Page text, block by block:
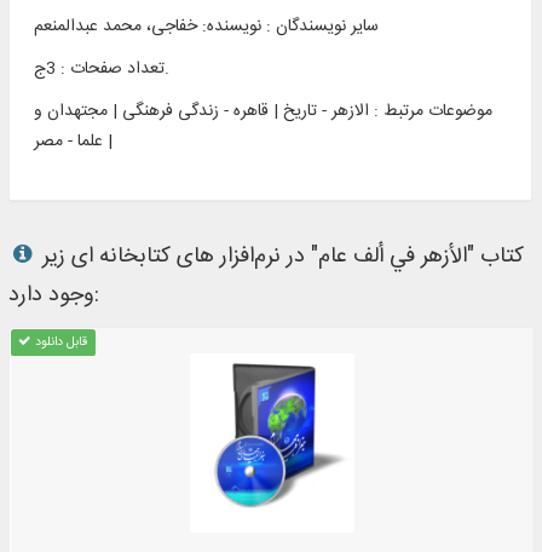
سایر نویسندگان : نویسنده: خفاجی، محمد عبدالمنعم
تعداد صفحات : 3ج.
موضوعات مرتبط : الازهر - تاریخ | قاهره - زندگی فرهنگی | مجتهدان و
علما - مصر |
کتاب "الأزهر في ألف عام" در نرم‌افزار های کتابخانه ای زیر
وجود دارد:
قابل دانلود